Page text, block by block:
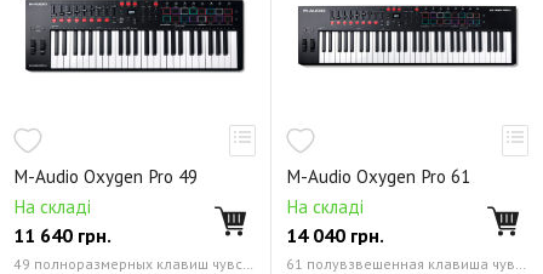
M-Audio Oxygen Pro 49
На складі
11 640 грн.
49 полноразмерных клавиш чувствительных к скорости нажатия, с послекасанием и назначаемыми зонами
M-Audio Oxygen Pro 61
На складі
14 040 грн.
61 полувзвешенная клавиша чувствительные к скорости нажатия, с послекасанием и назначаемыми зонами